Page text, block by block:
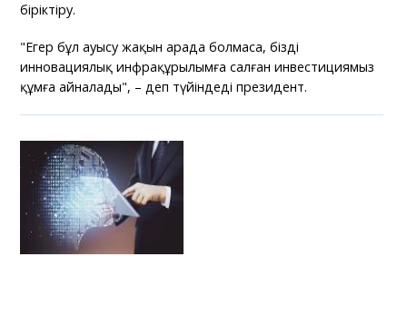
біріктіру.
"Егер бұл ауысу жақын арада болмаса, біздің
инновациялық инфрақұрылымға салған инвестициямыз
құмға айналады", – деп түйіндеді президент.